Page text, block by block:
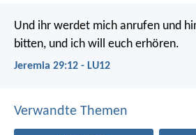
Und ihr werdet mich anrufen und
bitten, und ich will euch erhören.
Jeremia 29:12 - LU12
Verwandte Themen